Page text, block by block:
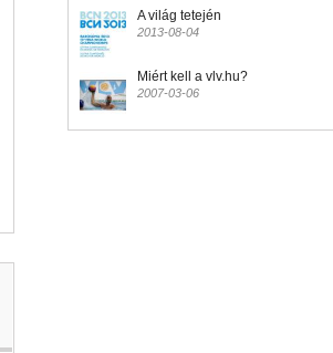
A világ tetején
2013-08-04
Miért kell a vlv.hu?
2007-03-06